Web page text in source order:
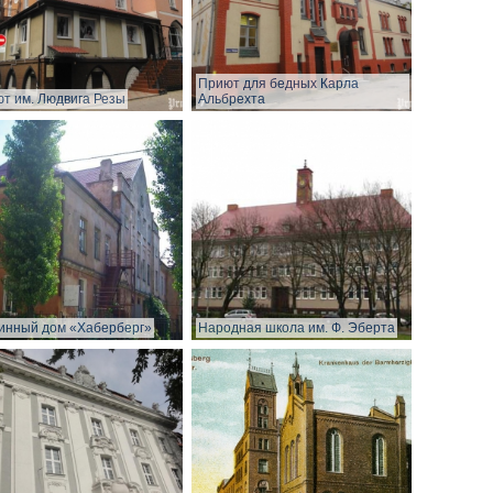
им. Людвига Резы
Приют для бедных Карла
Альбрехта
дом «Хаберберг» Народная школа им. Ф. Эберта